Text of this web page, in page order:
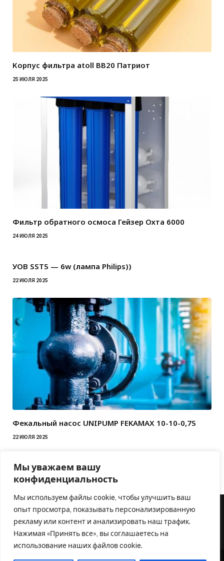
Мы уважаем вашу
конфиденциальность
Мы используем файлы cookie, чтобы улучшить ваш
опыт просмотра, показывать персонализированную
рекламу или контент и анализировать наш трафик.
Нажимая «Принять все», вы соглашаетесь на
использование наших файлов cookie.
Корпус фильтра atoll BB20 Патриот
25 ИЮЛЯ 2025
Фильтр обратного осмоса Гейзер Охта 6000
24 ИЮЛЯ 2025
УОВ SST5 — 6w (лампа Philips))
22 ИЮЛЯ 2025
Фекальный насос UNIPUMP FEKAMAX 10-10-0,75
22 ИЮЛЯ 2025